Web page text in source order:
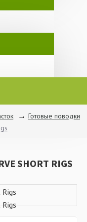
Готовые поводки
SHORT RIGS